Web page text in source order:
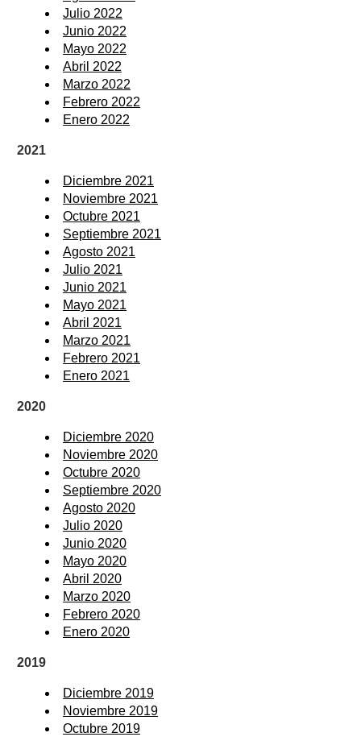
Julio 2022
Junio 2022
Mayo 2022
Abril 2022
Marzo 2022
Febrero 2022
Enero 2022
2021
Diciembre 2021
Noviembre 2021
Octubre 2021
Septiembre 2021
Agosto 2021
Julio 2021
Junio 2021
Mayo 2021
Abril 2021
Marzo 2021
Febrero 2021
Enero 2021
2020
Diciembre 2020
Noviembre 2020
Octubre 2020
Septiembre 2020
Agosto 2020
Julio 2020
Junio 2020
Mayo 2020
Abril 2020
Marzo 2020
Febrero 2020
Enero 2020
2019
Diciembre 2019
Noviembre 2019
Octubre 2019